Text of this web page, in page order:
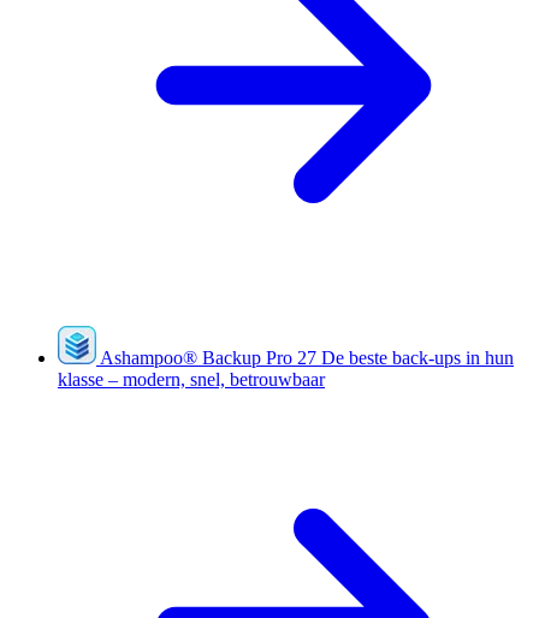
Ashampoo® Backup Pro 27 De beste back-ups in hun
klasse – modern, snel, betrouwbaar